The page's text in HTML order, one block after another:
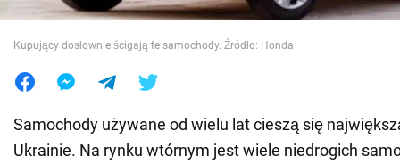
Jedzenie
Kupujący dosłownie ścigają te samochody. Źródło: Honda
Samochody używane od wielu lat cieszą się
Ukrainie. Na rynku wtórnym jest wiele niedrogich